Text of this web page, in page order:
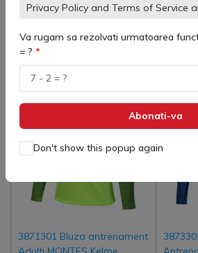
Privacy Policy and Terms of Service
Va rugam sa rezolvati urmatoarea
= ?
Abonati-va
Don't show this popup again
3871301 Bluza antrenament